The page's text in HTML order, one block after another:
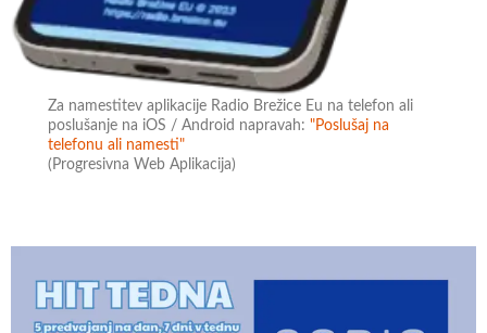
Za namestitev aplikacije Radio Brežice Eu na telefon ali
poslušanje na iOS / Android napravah: "Poslušaj na
telefonu ali namesti"
(Progresivna Web Aplikacija)